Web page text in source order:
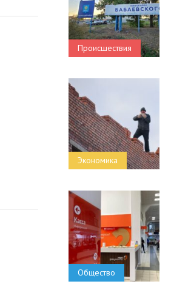
Происшествия
Экономика
Общество